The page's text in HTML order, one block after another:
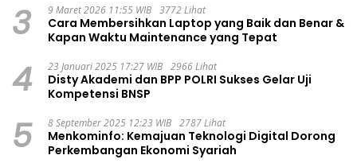
3 9 Maret 2026 11:55 WIB 3772 Lihat
Cara Membersihkan Laptop yang Baik dan Benar &
Kapan Waktu Maintenance yang Tepat
4 23 Januari 2025 17:27 WIB 2966 Lihat
Disty Akademi dan BPP POLRI Sukses Gelar Uji
Kompetensi BNSP
5 8 September 2025 12:23 WIB 2787 Lihat
Menkominfo: Kemajuan Teknologi Digital Dorong
Perkembangan Ekonomi Syariah